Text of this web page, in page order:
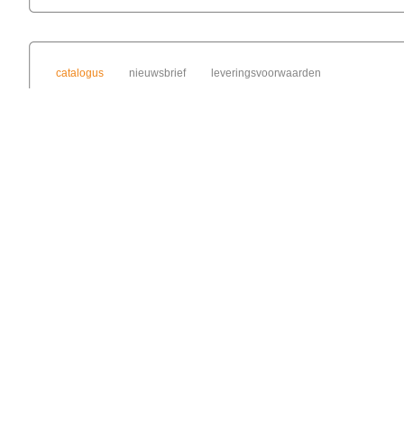
catalogus nieuwsbrief leveringsvoorwaarden